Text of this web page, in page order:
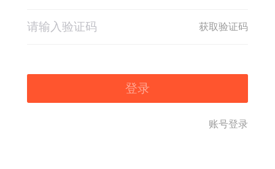
获取验证码
登录
账号登录